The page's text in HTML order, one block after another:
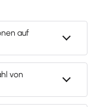
(m/w/d) mitgemeint.
Gründe und